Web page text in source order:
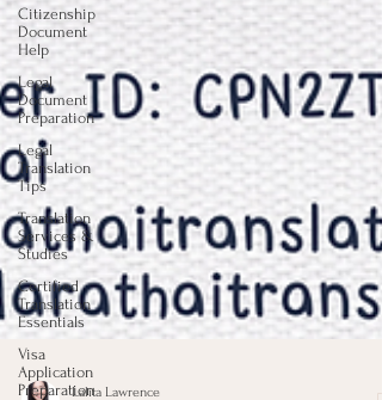
Citizenship
Document
Help
Legal
Document
Preparation
Legal
Translation
Tips
Translation
Services &
Studies
Certified
Translation
Essentials
Visa
Application
Preparation